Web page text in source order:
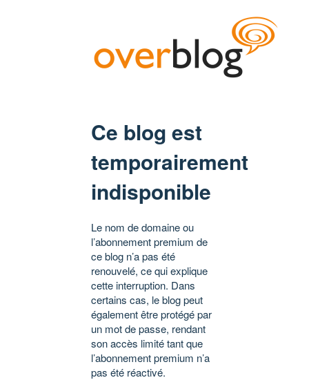
Ce blog est
temporairement
indisponible
Le nom de domaine ou
l’abonnement premium de
ce blog n’a pas été
renouvelé, ce qui explique
cette interruption. Dans
certains cas, le blog peut
également être protégé par
un mot de passe, rendant
son accès limité tant que
l’abonnement premium n’a
pas été réactivé.